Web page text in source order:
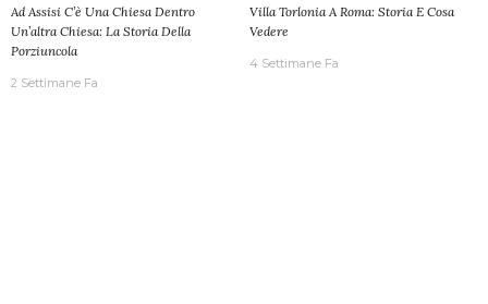
Ad Assisi C’è Una Chiesa Dentro
Un’altra Chiesa: La Storia Della
Porziuncola
2 Settimane Fa
Villa Torlonia A Roma: Storia E Cosa
Vedere
4 Settimane Fa